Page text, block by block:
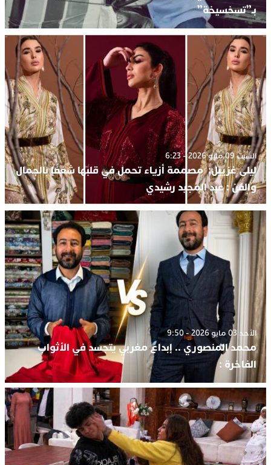
بـ”تسخسيخة”
السبت 09 مايو 2026 - 6:23
ليلى غزييل: مصممة أزياء تحمل في قلبها شغفًا بالجمال
والفن : عبد المجيد رشيدي
الأحد 03 مايو 2026 - 9:50
محمد المنصوري .. إبداع مغربي يتجسد في الأثواب
الفاخرة :